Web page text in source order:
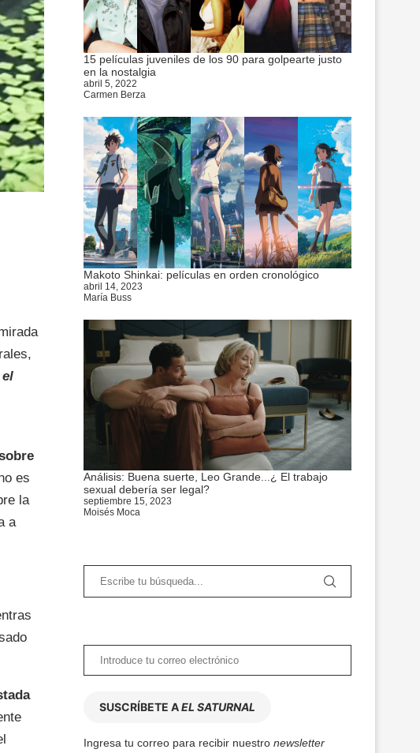
el
es
la
a
15 películas juveniles de los 90 para golpearte justo
en la nostalgia
abril 5, 2022
Carmen Berza
Makoto Shinkai: películas en orden cronológico
abril 14, 2023
María Buss
Análisis: Buena suerte, Leo Grande...¿ El trabajo
sexual debería ser legal?
septiembre 15, 2023
Moisés Moca
SUSCRÍBETE AEL SATURNAL
Ingresa tu correo para recibir nuestro newsletter